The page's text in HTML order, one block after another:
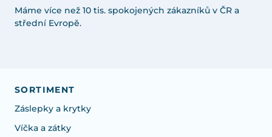
Máme více než 10 tis. spokojených zákazníků v ČR a
střední Evropě.
SORTIMENT
Záslepky a krytky
Víčka a zátky